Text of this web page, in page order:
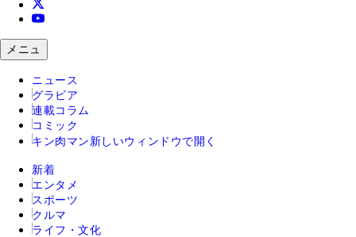
メニュ
ニュース
グラビア
連載コラム
コミック
キン肉マン 新しいウィンドウで開く
新着
エンタメ
スポーツ
クルマ
ライフ・文化